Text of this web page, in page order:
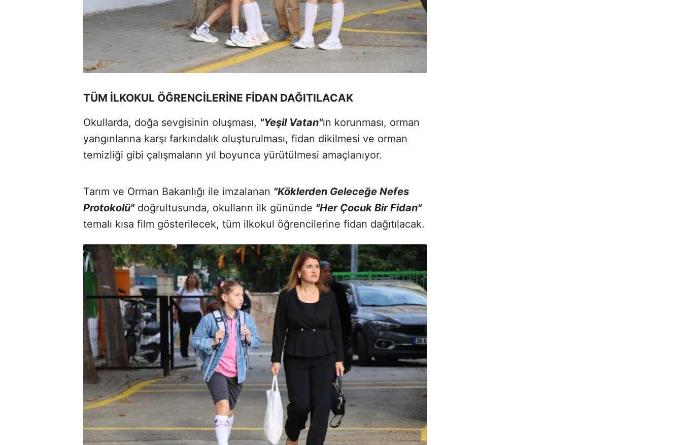
TÜM İLKOKUL ÖĞRENCİLERİNE FİDAN DAĞITILACAK
Okullarda, doğa sevgisinin oluşması, "Yeşil Vatan"ın korunması, orman
yangınlarına karşı farkındalık oluşturulması, fidan dikilmesi ve orman
temizliği gibi çalışmaların yıl boyunca yürütülmesi amaçlanıyor.
Tarım ve Orman Bakanlığı ile imzalanan "Köklerden Geleceğe Nefes
Protokolü"doğrultusunda, okulların ilk gününde "Her Çocuk Bir Fidan"
temalı kısa film gösterilecek, tüm ilkokul öğrencilerine fidan dağıtılacak.